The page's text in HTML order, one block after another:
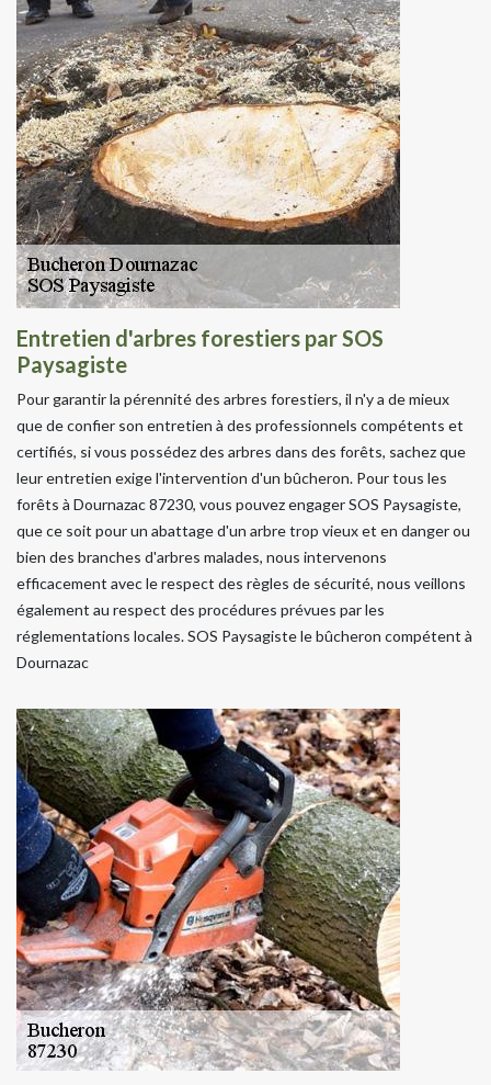
Entretien d'arbres forestiers par SOS
Paysagiste
Pour garantir la pérennité des arbres forestiers, il n'y a de mieux
que de confier son entretien à des professionnels compétents et
certifiés, si vous possédez des arbres dans des forêts, sachez que
leur entretien exige l'intervention d'un bûcheron. Pour tous les
forêts à Dournazac 87230, vous pouvez engager SOS Paysagiste,
que ce soit pour un abattage d'un arbre trop vieux et en danger ou
bien des branches d'arbres malades, nous intervenons
efficacement avec le respect des règles de sécurité, nous veillons
également au respect des procédures prévues par les
réglementations locales. SOS Paysagiste le bûcheron compétent à
Dournazac